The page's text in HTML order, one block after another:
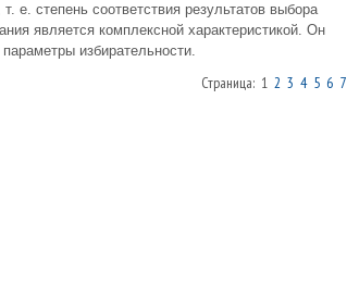
е. степень соответствия результатов выбора
является комплексной характеристикой. Он
избирательности.
Страница: 1 2 3 4 5 6 7